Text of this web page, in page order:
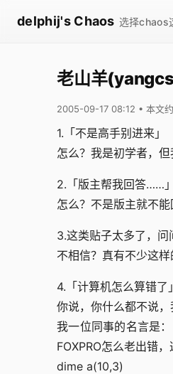
delphij's Chaos 选择chaos
老山羊
2005-09-17 08:12 • 本文
1.「不是高手别进来」
怎么？我是初学者，
2.「版主帮我回答……」
怎么？不是版主就不
3.这类贴子太多了，
不相信？真有不少这
4.「计算机怎么算错了
你说，你什么都不说，
我一位同事的名言是
FOXPRO怎么老出错
dime a(10,3)